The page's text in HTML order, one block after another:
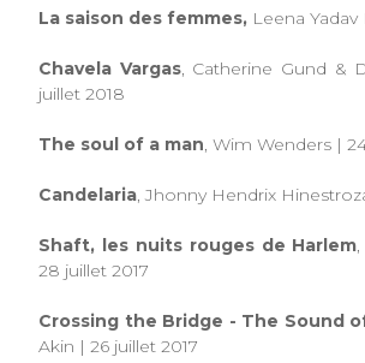
La saison des femmes, Leena Yadav
Chavela Vargas, Catherine Gund &
juillet 2018
The soul of a man, Wim Wenders |
Candelaria, Jhonny Hendrix
Shaft, les nuits rouges de Harlem
28 juillet 2017
Crossing the Bridge - The Sound
Akin | 26 juillet 2017